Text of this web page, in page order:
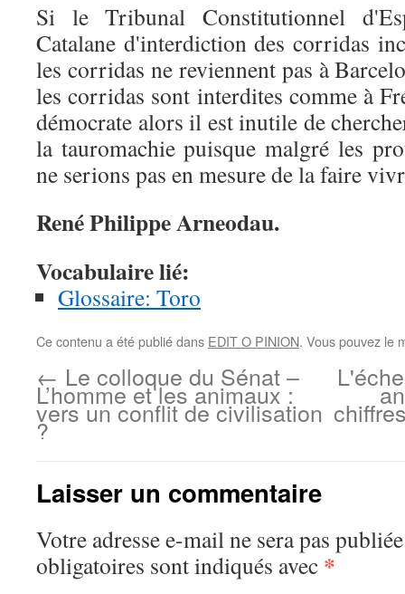
Si le Tribunal Constitutionnel
Catalane d'interdiction des corridas
les corridas ne reviennent pas à
les corridas sont interdites comme à
démocrate alors il est inutile de
la tauromachie puisque malgré les
ne serions pas en mesure de la faire
René Philippe Arneodau.
Vocabulaire lié:
Glossaire: Toro
Ce contenu a été publié dans EDIT O PINION. Vous pouvez le
← Le colloque du Sénat –
L’homme et les animaux :
vers un conflit de civilisation
?
Laisser un commentaire
Votre adresse e-mail ne sera pas
obligatoires sont indiqués avec *